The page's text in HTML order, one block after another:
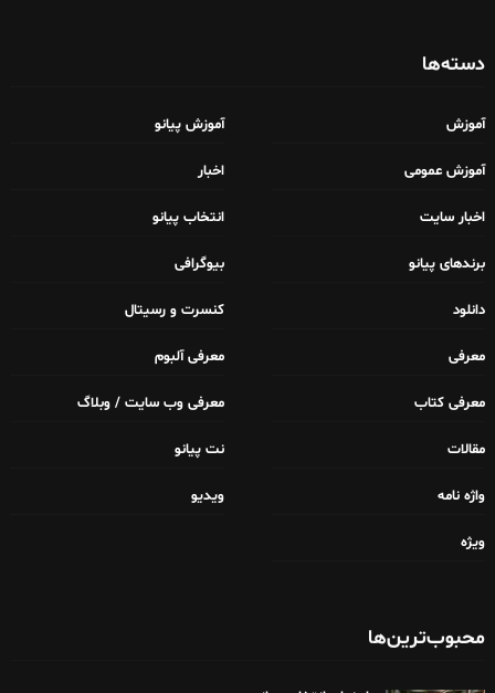
دسته‌ها
آموزش آموزش پیانو
آموزش عمومی اخبار
اخبار سایت انتخاب پیانو
برندهای پیانو بیوگرافی
دانلود کنسرت و رسیتال
معرفی معرفی آلبوم
معرفی کتاب معرفی وب سایت / وبلاگ
مقالات نت پیانو
واژه نامه ویدیو
ویژه
محبوب‌ترین‌ها